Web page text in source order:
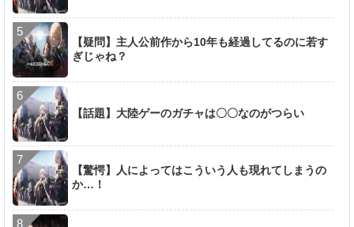
【疑問】主人公前作から10年も経過してるのに若す
ぎじゃね？
【話題】大陸ゲーのガチャは〇〇なのがつらい
【驚愕】人によってはこういう人も現れてしまうの
か…！